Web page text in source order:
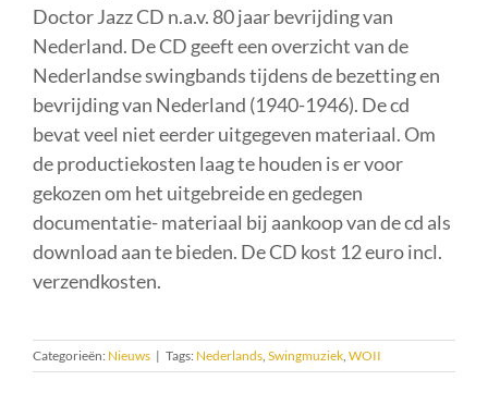
Doctor Jazz CD n.a.v. 80 jaar bevrijding van
Nederland. De CD geeft een overzicht van de
Nederlandse swingbands tijdens de bezetting en
bevrijding van Nederland (1940-1946). De cd
bevat veel niet eerder uitgegeven materiaal. Om
de productiekosten laag te houden is er voor
gekozen om het uitgebreide en gedegen
documentatie- materiaal bij aankoop van de cd als
download aan te bieden. De CD kost 12 euro incl.
verzendkosten.
Categorieën: Nieuws | Tags: Nederlands Swingmuziek WOII